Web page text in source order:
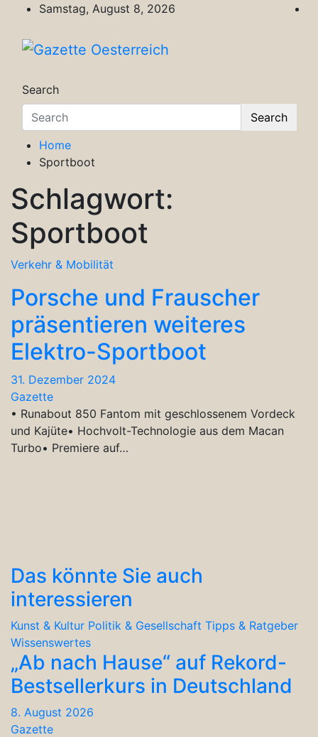
content
Samstag, August 8, 2026
Search
Search
Home
Sportboot
Schlagwort:
Sportboot
Verkehr & Mobilität
Porsche und Frauscher
präsentieren weiteres
Elektro-Sportboot
31. Dezember 2024
Gazette
• Runabout 850 Fantom mit geschlossenem Vordeck
und Kajüte• Hochvolt-Technologie aus dem Macan
Turbo• Premiere auf…
Das könnte Sie auch
interessieren
Kunst & Kultur Politik & Gesellschaft Tipps & Ratgeber
Wissenswertes
„Ab nach Hause“ auf Rekord-
Bestsellerkurs in Deutschland
8. August 2026
Gazette